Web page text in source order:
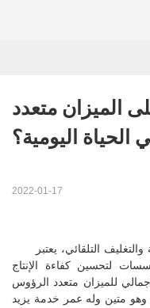
الميزان متعدد
اليومية؟
2022-01-17
لتحسين كفاءة الإنتاج
للميزان متعدد الرؤوس
عام من الفولاذ المقاوم للصدأ 304، وهو متين وله عمر خدمة يزيد